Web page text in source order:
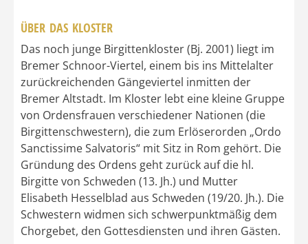
ÜBER DAS KLOSTER
Das noch junge Birgittenkloster (Bj. 2001) liegt im
Bremer Schnoor-Viertel, einem bis ins Mittelalter
zurückreichenden Gängeviertel inmitten der
Bremer Altstadt. Im Kloster lebt eine kleine Gruppe
von Ordensfrauen verschiedener Nationen (die
Birgittenschwestern), die zum Erlöserorden „Ordo
Sanctissime Salvatoris“ mit Sitz in Rom gehört. Die
Gründung des Ordens geht zurück auf die hl.
Birgitte von Schweden (13. Jh.) und Mutter
Elisabeth Hesselblad aus Schweden (19/20. Jh.). Die
Schwestern widmen sich schwerpunktmäßig dem
Chorgebet, den Gottesdiensten und ihren Gästen.